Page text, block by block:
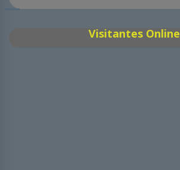
Visitantes Online